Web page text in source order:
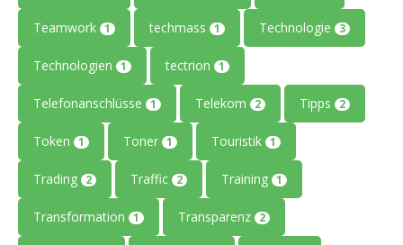
Teamwork 1 techmass 1 Technologie 3
Technologien 1 tectrion 1
Telefonanschlüsse 1 Telekom 2 Tipps 2
Token 1 Toner 1 Touristik 1
Trading 2 Traffic 2 Training 1
Transformation 1 Transparenz 2